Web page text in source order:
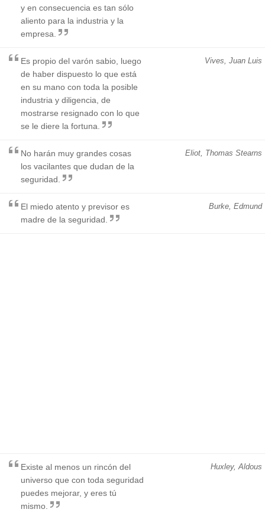
y en consecuencia es tan sólo
aliento para la industria y la
empresa.
Vives, Juan Luis
Es propio del varón sabio, luego
de haber dispuesto lo que está
en su mano con toda la posible
industria y diligencia, de
mostrarse resignado con lo que
se le diere la fortuna.
Eliot, Thomas Stearns
No harán muy grandes cosas
los vacilantes que dudan de la
seguridad.
Burke, Edmund
El miedo atento y previsor es
madre de la seguridad.
Huxley, Aldous
Existe al menos un rincón del
universo que con toda seguridad
puedes mejorar, y eres tú
mismo.